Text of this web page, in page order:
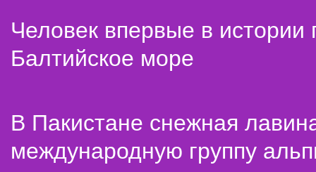
Человек впервые в истории
Балтийское море
В Пакистане снежная
международную группу